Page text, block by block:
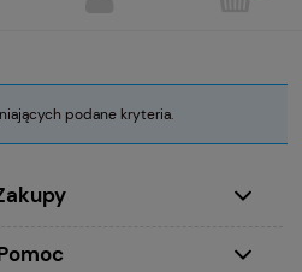
podane kryteria.